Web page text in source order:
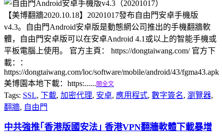
【美博翻牆2020.10.18】20201017發布自由門安卓手機版
v4.3。自由門Android安卓版是動態網公司推出的手機翻牆軟
體，自由門安卓版可以在安卓Android 4.1或以上的智能手機或
平板電腦上使用。 官方主頁： https://dongtaiwang.com/ 官方下
載：：
https://dongtaiwang.com/loc/software/mobile/android/43/fgma43.apk
美博園本地下載：https:...... 閱全文
Tags: SSL, 下載, 加密代理, 安卓, 應用程式, 數字簽名, 瀏覽器,
翻牆, 自由門
中共強推｢香港版國安法｣ 香港VPN翻牆軟體下載暴增